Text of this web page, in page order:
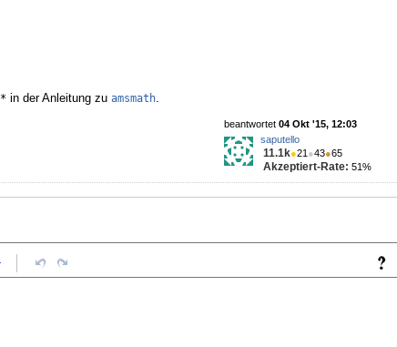
in der Anleitung zu amsmath.
beantwortet 04 Okt '15, 12:03
saputello
11.1k●21 ●43●65
Akzeptiert-Rate: 51%